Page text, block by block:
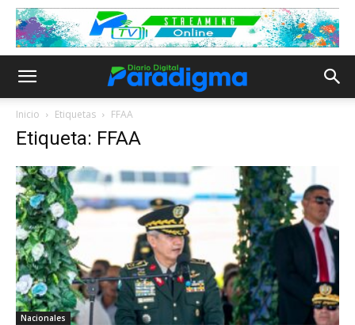
Inicio Etiquetas FFAA
Etiqueta: FFAA
Nacionales